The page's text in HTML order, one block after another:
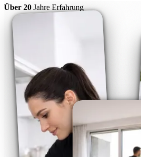
Über 20 Jahre Erfahrung